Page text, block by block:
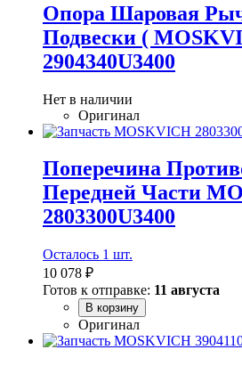
Опора Шаровая
Подвески (
2904340U3400
Нет в наличии
Оригинал
Поперечина
Передней Части
2803300U3400
Осталось 1 шт.
10 078 ₽
Готов к отправке: 11 августа
В корзину
Оригинал